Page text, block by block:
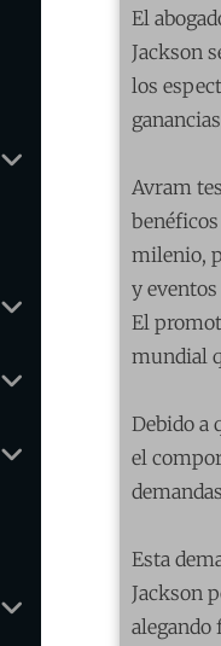
AMPLIAR
AMPLIAR
HIJO
AMPLIAR
HIJO
AMPLIAR
AMPLIAR
El
Jackson
los
Avram
milenio,
y
El
mundial
Debido a
el
Esta
Jackson
alegando